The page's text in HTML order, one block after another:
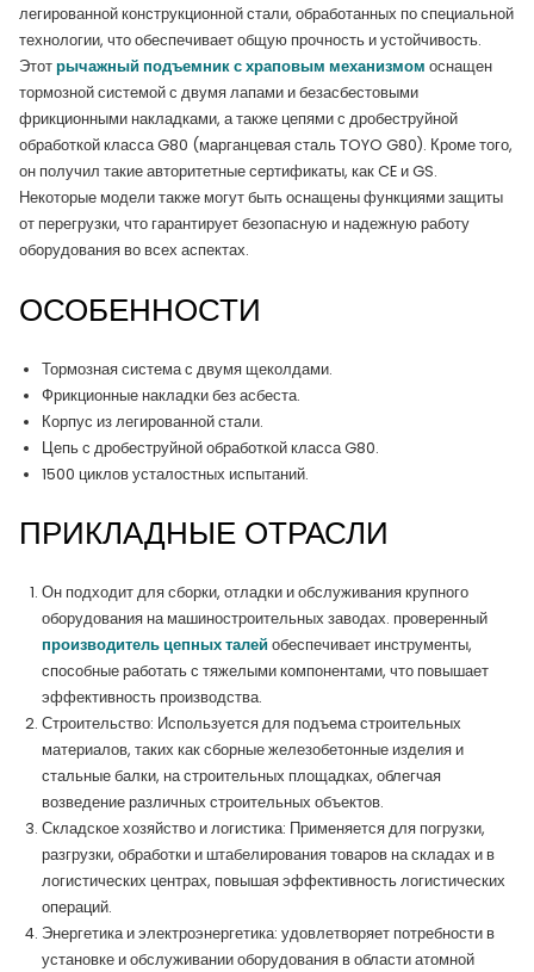
легированной конструкционной стали, обработанных по специальной
технологии, что обеспечивает общую прочность и устойчивость.
Этотрычажный подъемник с храповым механизмом оснащен
тормозной системой с двумя лапами и безасбестовыми
фрикционными накладками, а также цепями с дробеструйной
обработкой класса G80 (марганцевая сталь TOYO G80). Кроме того,
он получил такие авторитетные сертификаты, как CE и GS.
Некоторые модели также могут быть оснащены функциями защиты
от перегрузки, что гарантирует безопасную и надежную работу
оборудования во всех аспектах.
ОСОБЕННОСТИ
Тормозная система с двумя щеколдами.
Фрикционные накладки без асбеста.
Корпус из легированной стали.
Цепь с дробеструйной обработкой класса G80.
1500 циклов усталостных испытаний.
ПРИКЛАДНЫЕ ОТРАСЛИ
Он подходит для сборки, отладки и обслуживания крупного
оборудования на машиностроительных заводах. проверенный
производитель цепных талейобеспечивает инструменты,
способные работать с тяжелыми компонентами, что повышает
эффективность производства.
Строительство: Используется для подъема строительных
материалов, таких как сборные железобетонные изделия и
стальные балки, на строительных площадках, облегчая
возведение различных строительных объектов.
Складское хозяйство и логистика: Применяется для погрузки,
разгрузки, обработки и штабелирования товаров на складах и в
логистических центрах, повышая эффективность логистических
операций.
Энергетика и электроэнергетика: удовлетворяет потребности в
установке и обслуживании оборудования в области атомной